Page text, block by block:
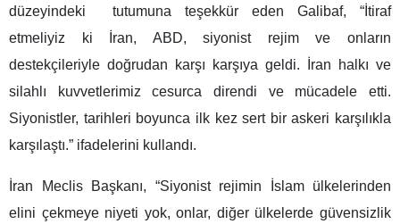
düzeyindeki tutumuna teşekkür eden Galibaf, “İtiraf
etmeliyiz ki İran, ABD, siyonist rejim ve onların
destekçileriyle doğrudan karşı karşıya geldi. İran halkı ve
silahlı kuvvetlerimiz cesurca direndi ve mücadele etti.
Siyonistler, tarihleri boyunca ilk kez sert bir askeri karşılıkla
karşılaştı.” ifadelerini kullandı.
İran Meclis Başkanı, “Siyonist rejimin İslam ülkelerinden
elini çekmeye niyeti yok, onlar, diğer ülkelerde güvensizlik